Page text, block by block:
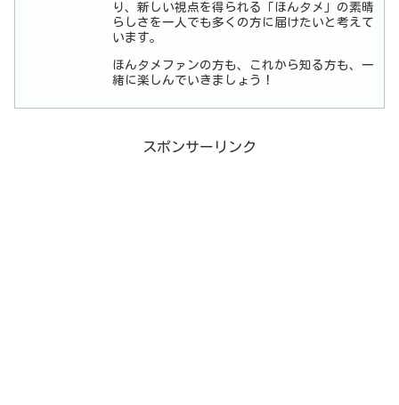
り、新しい視点を得られる「ほんタメ」の素晴
らしさを一人でも多くの方に届けたいと考えて
います。
ほんタメファンの方も、これから知る方も、一
緒に楽しんでいきましょう！
スポンサーリンク